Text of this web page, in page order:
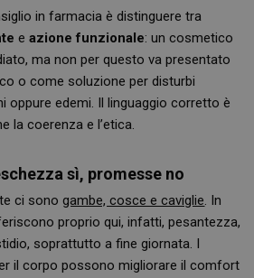
in farmacia è distinguere tra
eazione funzionale: un cosmetico
ma non per questo va presentato
o come soluzione per disturbi
oppure edemi. Il linguaggio corretto è
la coerenza e l’etica.
sì, promesse no
ci sonogambe, cosce e caviglie. In
proprio qui, infatti, pesantezza,
soprattutto a fine giornata. I
il corpo possono migliorare il comfort